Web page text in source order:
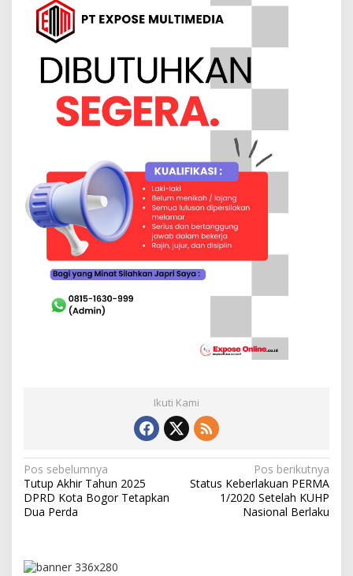
Ikuti Kami
N
a
v
g
Pos sebelumnya
Tutup Akhir Tahun 2025
DPRD Kota Bogor Tetapkan
Dua Perda
Pos berikutnya
Status Keberlakuan PERMA
1/2020 Setelah KUHP
Nasional Berlaku